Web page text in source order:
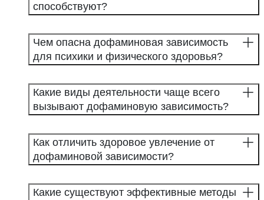
способствуют?
Чем опасна дофаминовая зависимость
для психики и физического здоровья?
Какие виды деятельности чаще всего
вызывают дофаминовую зависимость?
Как отличить здоровое увлечение от
дофаминовой зависимости?
Какие существуют эффективные методы